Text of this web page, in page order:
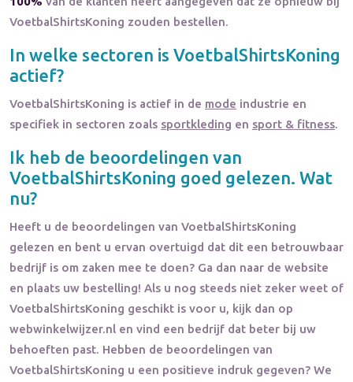
VoetbalShirtsKoning zouden bestellen.
In welke sectoren is VoetbalShirtsKoning
actief?
VoetbalShirtsKoning is actief in de mode industrie en
specifiek in sectoren zoals sportkleding en sport & fitness.
Ik heb de beoordelingen van
VoetbalShirtsKoning goed gelezen. Wat
nu?
Heeft u de beoordelingen van VoetbalShirtsKoning
gelezen en bent u ervan overtuigd dat dit een betrouwbaar
bedrijf is om zaken mee te doen? Ga dan naar de website
en plaats uw bestelling! Als u nog steeds niet zeker weet of
VoetbalShirtsKoning geschikt is voor u, kijk dan op
webwinkelwijzer.nl en vind een bedrijf dat beter bij uw
behoeften past. Hebben de beoordelingen van
VoetbalShirtsKoning u een positieve indruk gegeven? We